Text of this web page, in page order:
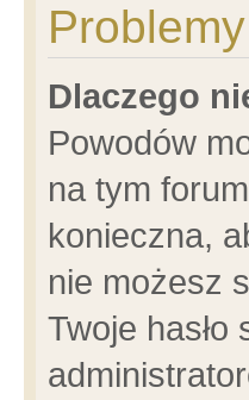
Dlaczego
Powodów
na tym
konieczna,
nie możesz
Twoje